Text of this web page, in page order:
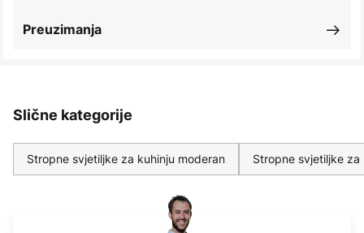
Preuzimanja
Slične kategorije
Stropne svjetiljke za kuhinju moderan Stropne svjetiljke za